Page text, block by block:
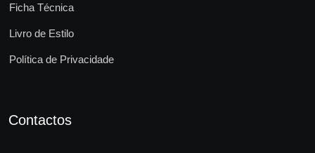
Ficha Técnica
Livro de Estilo
Política de Privacidade
Contactos